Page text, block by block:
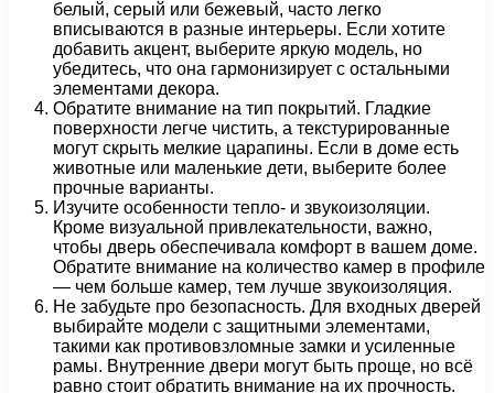
белый, серый или бежевый, часто легко
вписываются в разные интерьеры. Если хотите
добавить акцент, выберите яркую модель, но
убедитесь, что она гармонизирует с остальными
элементами декора.
Обратите внимание на тип покрытий. Гладкие
поверхности легче чистить, а текстурированные
могут скрыть мелкие царапины. Если в доме есть
животные или маленькие дети, выберите более
прочные варианты.
Изучите особенности тепло- и звукоизоляции.
Кроме визуальной привлекательности, важно,
чтобы дверь обеспечивала комфорт в вашем доме.
Обратите внимание на количество камер в профиле
— чем больше камер, тем лучше звукоизоляция.
Не забудьте про безопасность. Для входных дверей
выбирайте модели с защитными элементами,
такими как противовзломные замки и усиленные
рамы. Внутренние двери могут быть проще, но всё
равно стоит обратить внимание на их прочность.